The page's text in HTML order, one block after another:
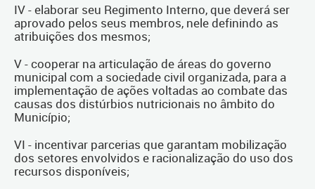
IV - elaborar seu Regimento Interno, que deverá ser
aprovado pelos seus membros, nele definindo as
atribuições dos mesmos;
V - cooperar na articulação de áreas do governo
municipal com a sociedade civil organizada, para a
implementação de ações voltadas ao combate das
causas dos distúrbios nutricionais no âmbito do
Município;
VI - incentivar parcerias que garantam mobilização
dos setores envolvidos e racionalização do uso dos
recursos disponíveis;